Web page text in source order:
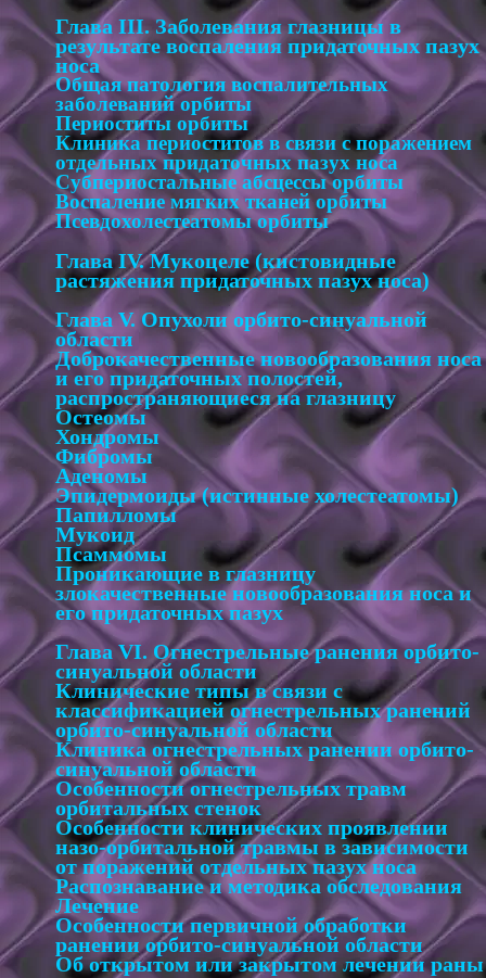
Глава III. Заболевания глазницы в
результате воспаления придаточных пазух
носа
Общая патология воспалительных
заболеваний орбиты
Периоститы орбиты
Клиника периоститов в связи с поражением
отдельных придаточных пазух носа
Субпериостальные абсцессы орбиты
Воспаление мягких тканей орбиты
Псевдохолестеатомы орбиты
Глава IV. Мукоцеле (кистовидные
растяжения придаточных пазух носа)
Глава V. Опухоли орбито-синуальной
области
Доброкачественные новообразования носа
и его придаточных полостей,
распространяющиеся на глазницу
Остеомы
Хондромы
Фибромы
Аденомы
Эпидермоиды (истинные холестеатомы)
Папилломы
Мукоид
Псаммомы
Проникающие в глазницу
злокачественные новообразования носа и
его придаточных пазух
Глава VI. Огнестрельные ранения орбито-
синуальной области
Клинические типы в связи с
классификацией огнестрельных ранений
орбито-синуальной области
Клиника огнестрельных ранении орбито-
синуальной области
Особенности огнестрельных травм
орбитальных стенок
Особенности клинических проявлении
назо-орбитальной травмы в зависимости
от поражений отдельных пазух носа
Распознавание и методика обследования
Лечение
Особенности первичной обработки
ранении орбито-синуальной области
Об открытом или закрытом лечении раны